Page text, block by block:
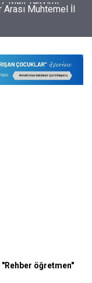
Muhtemel İl
"Rehber öğretmen"